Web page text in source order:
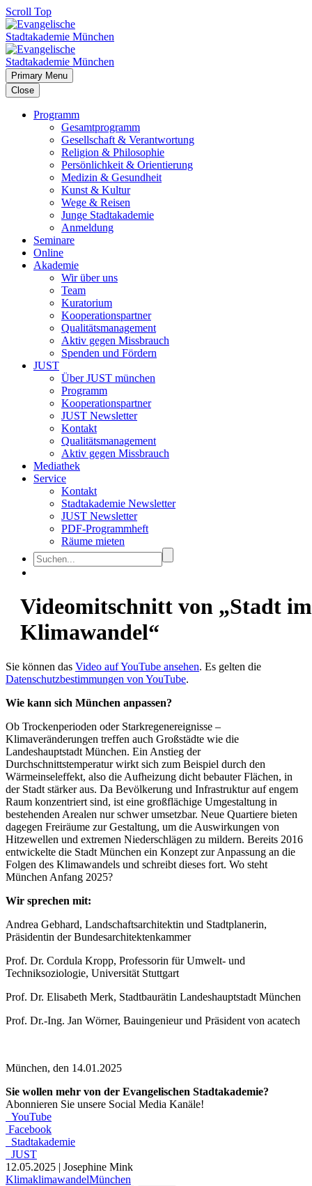
Scroll Top
Primary Menu
Close
Programm
Gesamtprogramm
Gesellschaft & Verantwortung
Religion & Philosophie
Persönlichkeit & Orientierung
Medizin & Gesundheit
Kunst & Kultur
Wege & Reisen
Junge Stadtakademie
Anmeldung
Seminare
Online
Akademie
Wir über uns
Team
Kuratorium
Kooperationspartner
Qualitätsmanagement
Aktiv gegen Missbrauch
Spenden und Fördern
JUST
Über JUST münchen
Programm
Kooperationspartner
JUST Newsletter
Kontakt
Qualitätsmanagement
Aktiv gegen Missbrauch
Mediathek
Service
Kontakt
Stadtakademie Newsletter
JUST Newsletter
PDF-Programmheft
Räume mieten
Videomitschnitt von „Stadt im
Klimawandel“
Sie können das Video auf YouTube ansehen. Es gelten die
Datenschutzbestimmungen von YouTube.
Wie kann sich München anpassen?
Ob Trockenperioden oder Starkregenereignisse –
Klimaveränderungen treffen auch Großstädte wie die
Landeshauptstadt München. Ein Anstieg der
Durchschnittstemperatur wirkt sich zum Beispiel durch den
Wärmeinseleffekt, also die Aufheizung dicht bebauter Flächen, in
der Stadt stärker aus. Da Bevölkerung und Infrastruktur auf engem
Raum konzentriert sind, ist eine großflächige Umgestaltung in
bestehenden Arealen nur schwer umsetzbar. Neue Quartiere bieten
dagegen Freiräume zur Gestaltung, um die Auswirkungen von
Hitzewellen und extremen Niederschlägen zu mildern. Bereits 2016
entwickelte die Stadt München ein Konzept zur Anpassung an die
Folgen des Klimawandels und schreibt dieses fort. Wo steht
München Anfang 2025?
Wir sprechen mit:
Andrea Gebhard, Landschaftsarchitektin und Stadtplanerin,
Präsidentin der Bundesarchitektenkammer
Prof. Dr. Cordula Kropp, Professorin für Umwelt- und
Techniksoziologie, Universität Stuttgart
Prof. Dr. Elisabeth Merk, Stadtbaurätin Landeshauptstadt München
Prof. Dr.-Ing. Jan Wörner, Bauingenieur und Präsident von acatech
München, den 14.01.2025
Sie wollen mehr von der Evangelischen Stadtakademie?
Abonnieren Sie unsere Social Media Kanäle!
YouTube
Facebook
Stadtakademie
JUST
12.05.2025 | Josephine Mink
KlimaklimawandelMünchen